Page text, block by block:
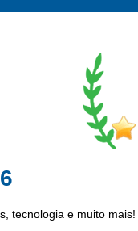
tecnologia e muito mais!